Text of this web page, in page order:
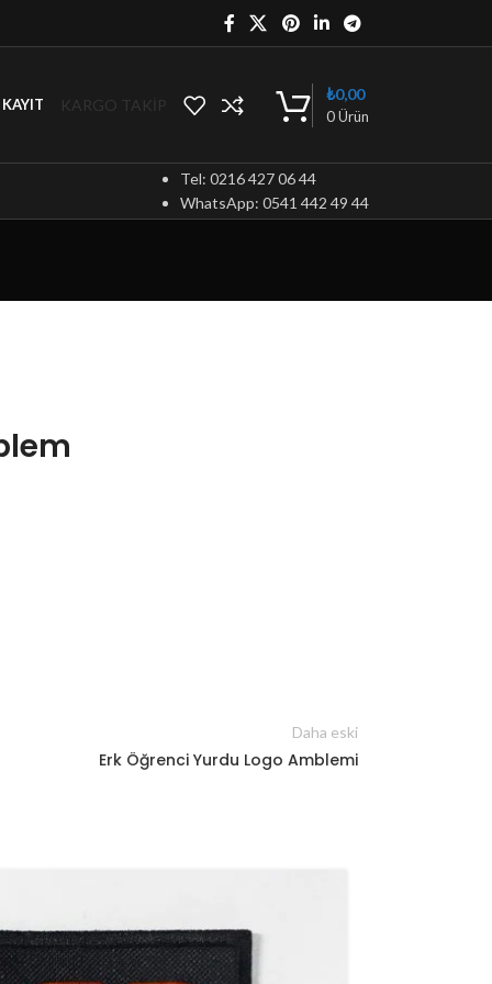
KARGO TAKİP
0Ürün
₺0,00
Tel: 0216 427 06 44
WhatsApp: 0541 442 49 44
Daha eski
Erk Öğrenci Yurdu Logo Amblemi